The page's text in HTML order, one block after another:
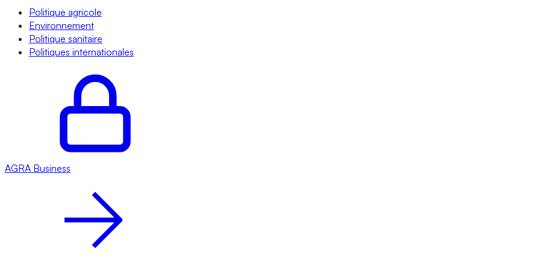
Politique agricole
Environnement
Politique sanitaire
Politiques internationales
AGRA Business